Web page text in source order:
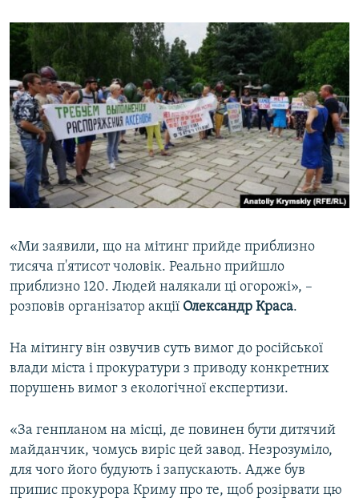
«Ми заявили, що на мітинг прийде приблизно
тисяча п'ятисот чоловік. Реально прийшло
приблизно 120. Людей налякали ці огорожі», –
розповів організатор акції Олександр Краса.
На мітингу він озвучив суть вимог до російської
влади міста і прокуратури з приводу конкретних
порушень вимог з екологічної експертизи.
«За генпланом на місці, де повинен бути дитячий
майданчик, чомусь виріс цей завод. Незрозуміло,
для чого його будують і запускають. Адже був
припис прокурора Криму про те, щоб розірвати цю